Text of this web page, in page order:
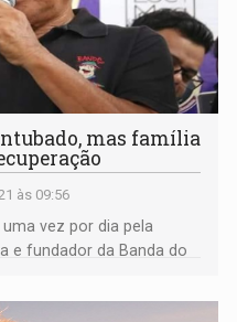
mas família
às 09:56
vez por dia pela
e fundador da Banda do